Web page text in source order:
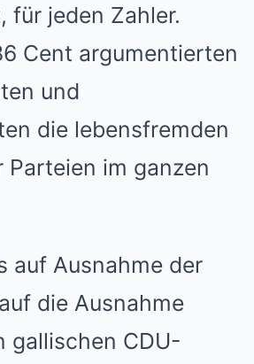
für jeden Zahler.
Cent argumentierten
und
die lebensfremden
Parteien im ganzen
auf Ausnahme der
die Ausnahme
gallischen CDU-